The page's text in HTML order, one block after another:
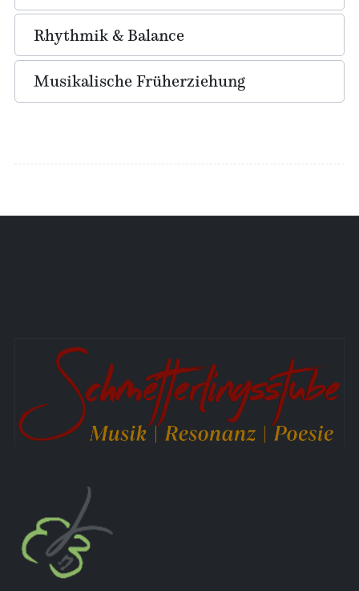
Rhythmik & Balance
Musikalische Früherziehung